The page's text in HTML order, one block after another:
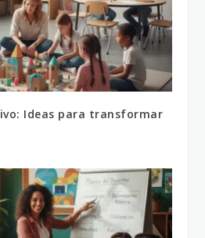
Ideas para transformar